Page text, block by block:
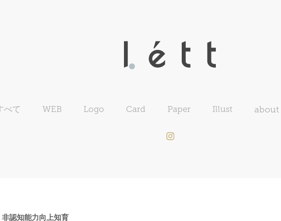
べて WEB Logo Card Paper Illust about
非認知能力向上知育